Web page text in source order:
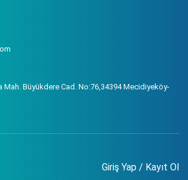
Mah. Büyükdere Cad. No:76,34394 Mecidiyeköy-
Giriş Yap / Kayıt Ol